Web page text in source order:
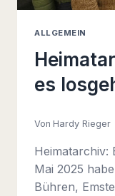
ALLGEMEIN
es
Von Hardy Rieger
Heimatarchiv:
Mai 2025
Bühren,